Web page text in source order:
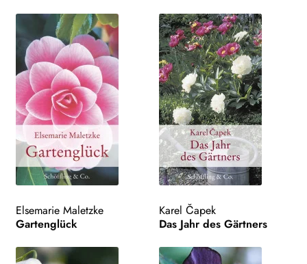
Elsemarie Maletzke
Gartenglück
Karel Čapek
Das Jahr des Gärtners